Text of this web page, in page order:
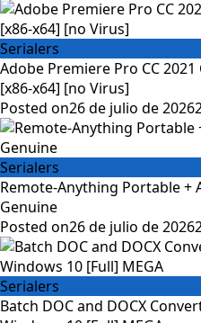
Serialers
Adobe Premiere Pro CC
[x86-x64] [no Virus]
Posted on26 de julio de 2026
Serialers
Remote-Anything Portable +
Genuine
Posted on26 de julio de 2026
Serialers
Batch DOC and DOCX